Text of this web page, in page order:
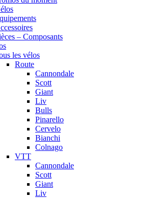
– Composants
les vélos
Route
Cannondale
Scott
Giant
Liv
Bulls
Pinarello
Cervelo
Bianchi
Colnago
VTT
Cannondale
Scott
Giant
Liv